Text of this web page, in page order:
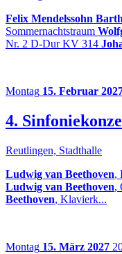
Felix Mendelssohn
Sommernachtstraum
Nr. 2 D-Dur KV 314
Montag 15. Februar
4.
Reutlingen, Stadthalle
Ludwig van Beethoven,
Ludwig van Beethoven,
Beethoven, Klavierk...
Montag 15. März 2027